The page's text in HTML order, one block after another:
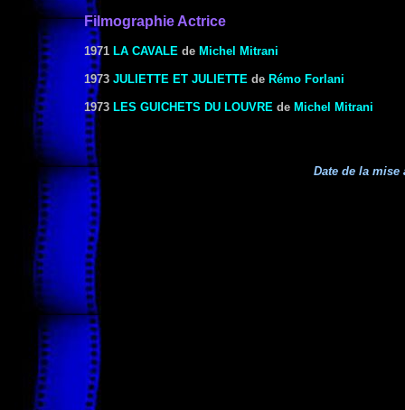
Filmographie Actrice
1971 LA CAVALE de Michel Mitrani
1973 JULIETTE ET JULIETTE de Rémo Forlani
1973 LES GUICHETS DU LOUVRE de Michel Mitrani
Date de la